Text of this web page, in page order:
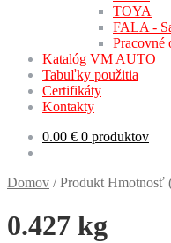
TOYA
FALA -
Pracovné
Katalóg VM AUTO
Tabuľky použitia
Certifikáty
Kontakty
0.00 € 0 produktov
Domov /Produkt Hmotnosť
0.427 kg